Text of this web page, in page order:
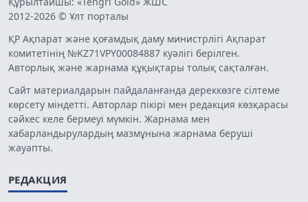
2012-2026 © Ұлт порталы
ҚР Ақпарат және қоғамдық даму министрлігі Ақпарат
комитетінің №KZ71VPY00084887 куәлігі берілген.
Авторлық және жарнама құқықтары толық сақталған.
Сайт материалдарын пайдаланғанда дереккөзге сілтеме
көрсету міндетті. Авторлар пікірі мен редакция көзқарасы
сәйкес келе бермеуі мүмкін. Жарнама мен
хабарландырулардың мазмұнына жарнама беруші
жауапты.
РЕДАКЦИЯ